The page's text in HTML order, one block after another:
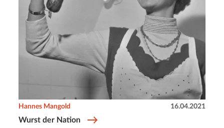
Wurst der Nation
Hannes Mangold 16.04.2021